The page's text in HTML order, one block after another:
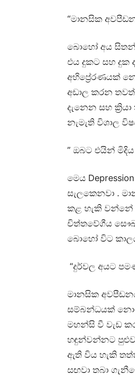
“මානසික
බොහෝ අය
එය දුකට සහ දුක
අභිප්‍රේරණයක්
අඩාල කරන
දැනෙන සහ
නැමැති විශාල
” ඔබට එයින් මිදිය
මෙය
සැලකෙනවා .
කළ හැකි වන්නේ
චිත්තවේගීය
බොහෝ විට
“දුර්වල අයට
මානසික
සම්බන්ධයක්
මහන්සි වී වැඩ
හඳුන්වන්නට
ඇති විය හැකි
සඟවා තබා